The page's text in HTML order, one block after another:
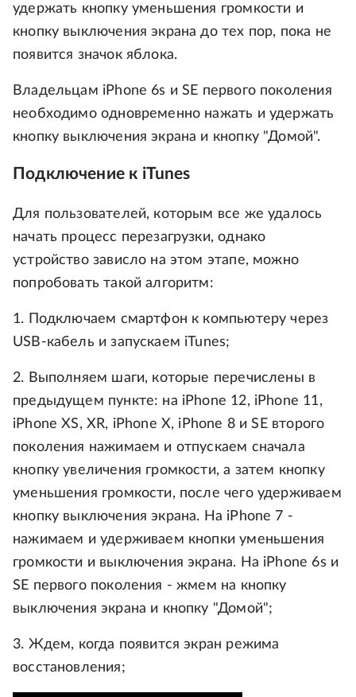
удержать кнопку уменьшения громкости и
кнопку выключения экрана до тех пор, пока не
появится значок яблока.
Владельцам iPhone 6s и SE первого поколения
необходимо одновременно нажать и удержать
кнопку выключения экрана и кнопку "Домой".
Подключение к iTunes
Для пользователей, которым все же удалось
начать процесс перезагрузки, однако
устройство зависло на этом этапе, можно
попробовать такой алгоритм:
1. Подключаем смартфон к компьютеру через
USB-кабель и запускаем iTunes;
2. Выполняем шаги, которые перечислены в
предыдущем пункте: на iPhone 12, iPhone 11,
iPhone XS, XR, iPhone X, iPhone 8 и SE второго
поколения нажимаем и отпускаем сначала
кнопку увеличения громкости, а затем кнопку
уменьшения громкости, после чего удерживаем
кнопку выключения экрана. На iPhone 7 -
нажимаем и удерживаем кнопки уменьшения
громкости и выключения экрана. На iPhone 6s и
SE первого поколения - жмем на кнопку
выключения экрана и кнопку "Домой";
3. Ждем, когда появится экран режима
восстановления;